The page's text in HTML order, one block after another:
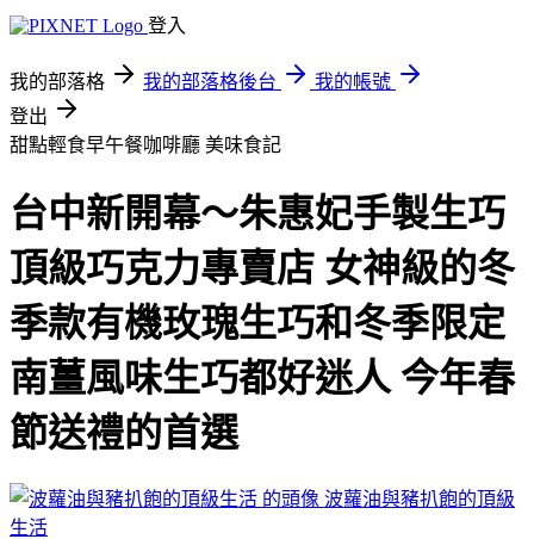
登入
我的部落格 我的部落格後台
我的帳號
登出
甜點輕食早午餐咖啡廳 美味食記
台中新開幕～朱惠妃手製生巧
頂級巧克力專賣店 女神級的冬
季款有機玫瑰生巧和冬季限定
南薑風味生巧都好迷人 今年春
節送禮的首選
波蘿油與豬扒飽的頂級
生活